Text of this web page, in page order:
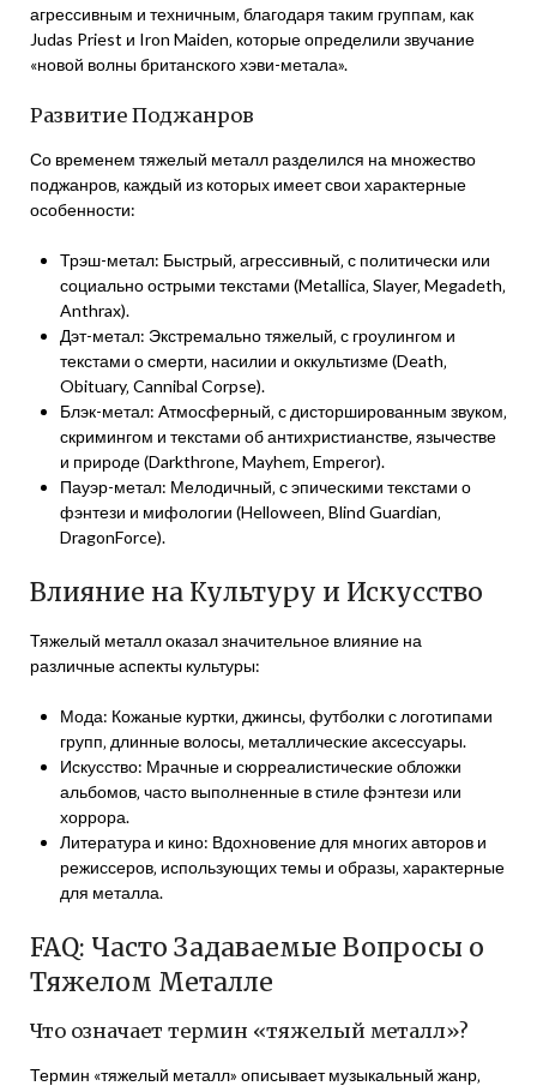
агрессивным и техничным‚ благодаря таким группам‚ как
Judas Priest и Iron Maiden‚ которые определили звучание
«новой волны британского хэви-метала».
Развитие Поджанров
Со временем тяжелый металл разделился на множество
поджанров‚ каждый из которых имеет свои характерные
особенности:
Трэш-метал: Быстрый‚ агрессивный‚ с политически или
социально острыми текстами (Metallica‚ Slayer‚ Megadeth‚
Anthrax).
Дэт-метал: Экстремально тяжелый‚ с гроулингом и
текстами о смерти‚ насилии и оккультизме (Death‚
Obituary‚ Cannibal Corpse).
Блэк-метал: Атмосферный‚ с дисторшированным звуком‚
скримингом и текстами об антихристианстве‚ язычестве
и природе (Darkthrone‚ Mayhem‚ Emperor).
Пауэр-метал: Мелодичный‚ с эпическими текстами о
фэнтези и мифологии (Helloween‚ Blind Guardian‚
DragonForce).
Влияние на Культуру и Искусство
Тяжелый металл оказал значительное влияние на
различные аспекты культуры:
Мода: Кожаные куртки‚ джинсы‚ футболки с логотипами
групп‚ длинные волосы‚ металлические аксессуары.
Искусство: Мрачные и сюрреалистические обложки
альбомов‚ часто выполненные в стиле фэнтези или
хоррора.
Литература и кино: Вдохновение для многих авторов и
режиссеров‚ использующих темы и образы‚ характерные
для металла.
FAQ: Часто Задаваемые Вопросы о
Тяжелом Металле
Что означает термин «тяжелый металл»?
Термин «тяжелый металл» описывает музыкальный жанр‚